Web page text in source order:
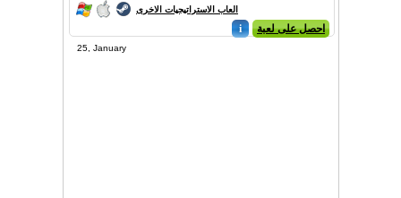
العاب الاستراتيجيات الاخرى
i احصل على لعبة
25, January